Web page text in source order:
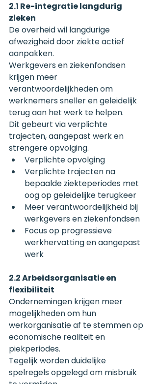
2.1 Re-integratie langdurig
zieken
De overheid wil langdurige
afwezigheid door ziekte actief
aanpakken.
Werkgevers en ziekenfondsen
krijgen meer
verantwoordelijkheden om
werknemers sneller en geleidelijk
terug aan het werk te helpen.
Dit gebeurt via verplichte
trajecten, aangepast werk en
strengere opvolging.
Verplichte opvolging
Verplichte trajecten na
bepaalde ziekteperiodes met
oog op geleidelijke terugkeer
Meer verantwoordelijkheid bij
werkgevers en ziekenfondsen
Focus op progressieve
werkhervatting en aangepast
werk
2.2 Arbeidsorganisatie en
flexibiliteit
Ondernemingen krijgen meer
mogelijkheden om hun
werkorganisatie af te stemmen op
economische realiteit en
piekperiodes.
Tegelijk worden duidelijke
spelregels opgelegd om misbruik